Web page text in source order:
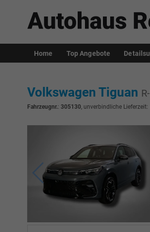
Home Top Angebote
Volkswagen Tiguan
Fahrzeugnr.: 305130, unverbindliche Lieferzeit: